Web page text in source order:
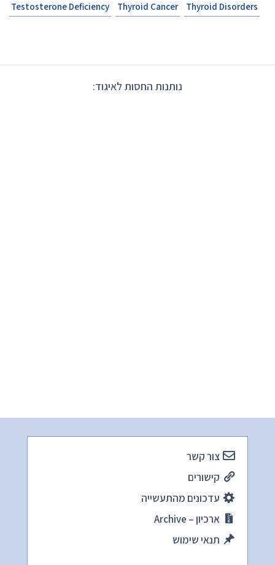
Testosterone Deficiency
Thyroid Cancer Thyroid Disorders
נותנות החסות לאיגוד:
צור קשר
קישורים
עדכונים מהתעשייה
ארכיון – Archive
תנאי שימוש